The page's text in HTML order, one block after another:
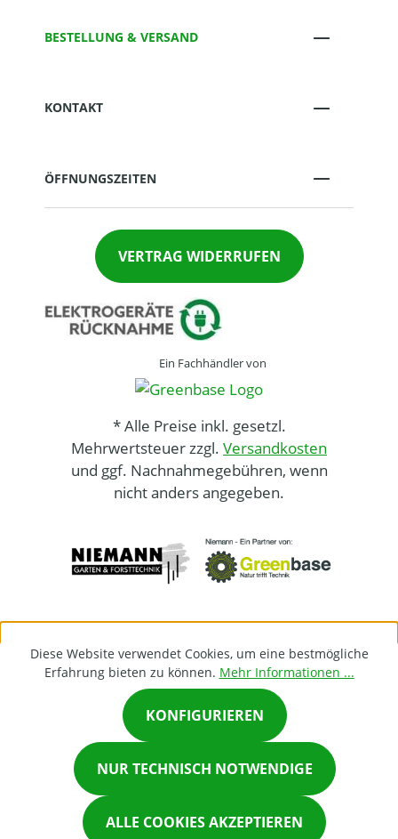
Chat on Whatsapp
×
BESTELLUNG & VERSAND
KONTAKT
ÖFFNUNGSZEITEN
VERTRAG WIDERRUFEN
Ein Fachhändler von
* Alle Preise inkl. gesetzl.
Mehrwertsteuer zzgl. Versandkosten
und ggf. Nachnahmegebühren, wenn
nicht anders angegeben.
Diese Website verwendet Cookies, um eine bestmögliche
Erfahrung bieten zu können. Mehr Informationen ...
NUR TECHNISCH NOTWENDIGE
KONFIGURIEREN
ALLE COOKIES AKZEPTIEREN